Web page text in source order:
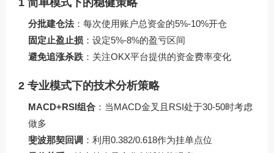
分批建仓法：每次使用账户总资金的5%-10%开仓
固定止盈止损 ：设定5%-8%的盈亏区间
避免追涨杀跌 ：关注OKX平台提供的资金费率变化
2 专业模式下的技术分析策略
MACD+RSI组合 ：当MACD金叉且RSI处于30-50时考虑
做多
斐波那契回调 ：利用0.382/0.618作为挂单点位